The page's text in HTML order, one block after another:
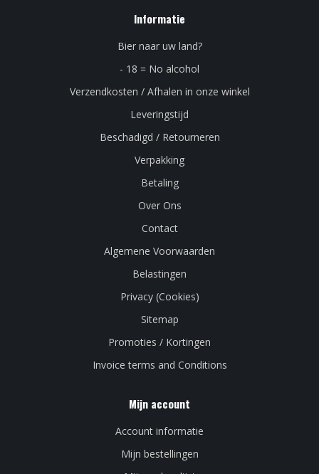
Informatie
Bier naar uw land?
- 18 = No alcohol
Verzendkosten / Afhalen in onze winkel
Leveringstijd
Beschadigd / Retourneren
Verpakking
Betaling
Over Ons
Contact
Algemene Voorwaarden
Belastingen
Privacy (Cookies)
Sitemap
Promoties / Kortingen
Invoice terms and Conditions
Mijn account
Account informatie
Mijn bestellingen